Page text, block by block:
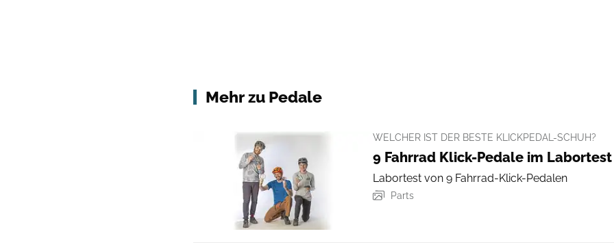
Mehr zu Pedale
WELCHER IST DER BESTE KLICKPEDAL-SCHUH?
9 Fahrrad Klick-Pedale im Labortest
Labortest von 9 Fahrrad-Klick-Pedalen
Parts